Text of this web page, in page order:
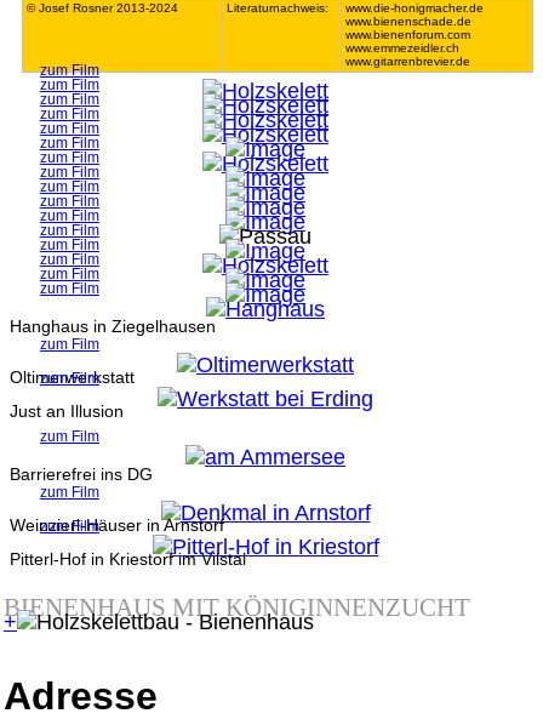
© Josef Rosner 2013-2024 Literaturnachweis:
www.die-honigmacher.de
www.bienenschade.de
www.bienenforum.com
www.emmezeidler.ch
www.gitarrenbrevier.de
zum Film
zum Film
zum Film
zum Film
zum Film
zum Film
zum Film
zum Film
zum Film
zum Film
zum Film
zum Film
zum Film
zum Film
zum Film
zum Film
Hanghaus in Ziegelhausen
zum Film
Oltimerwerkstatt
zum Film
Just an Illusion
zum Film
Barrierefrei ins DG
zum Film
Weinzierl-Häuser in Arnstorf
zum Film
Pitterl-Hof in Kriestorf im Vilstal
BIENENHAUS MIT KÖNIGINNENZUCHT
+
Adresse